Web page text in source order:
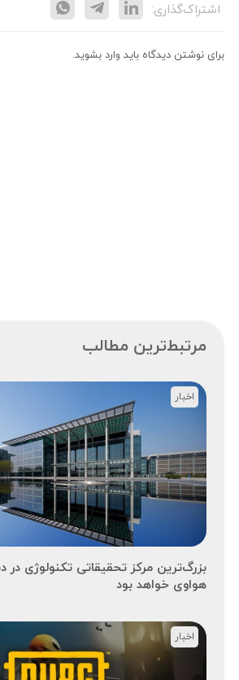
اشتراک‌گذاری:
برای نوشتن دیدگاه باید وارد بشوید.
مرتبط‌ترین مطالب
بزرگ‌ترین مرکز تحقیقاتی تکنولوژی در
هواوی خواهد بود
اخبار
اخبار